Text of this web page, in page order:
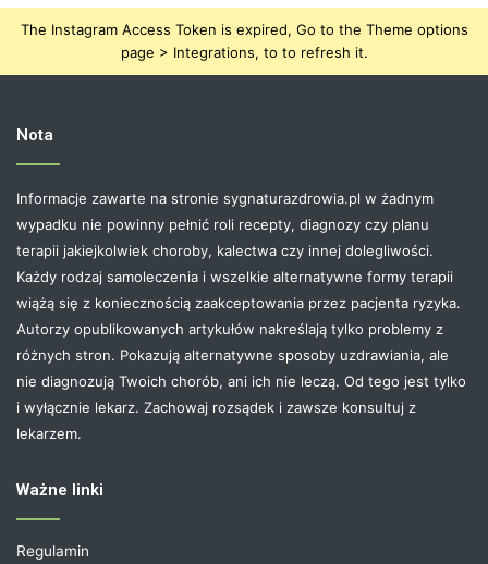
The Instagram Access Token is expired, Go to the Theme options
page > Integrations, to to refresh it.
Nota
Informacje zawarte na stronie sygnaturazdrowia.pl w żadnym
wypadku nie powinny pełnić roli recepty, diagnozy czy planu
terapii jakiejkolwiek choroby, kalectwa czy innej dolegliwości.
Każdy rodzaj samoleczenia i wszelkie alternatywne formy terapii
wiążą się z koniecznością zaakceptowania przez pacjenta ryzyka.
Autorzy opublikowanych artykułów nakreślają tylko problemy z
różnych stron. Pokazują alternatywne sposoby uzdrawiania, ale
nie diagnozują Twoich chorób, ani ich nie leczą. Od tego jest tylko
i wyłącznie lekarz. Zachowaj rozsądek i zawsze konsultuj z
lekarzem.
Ważne linki
Regulamin